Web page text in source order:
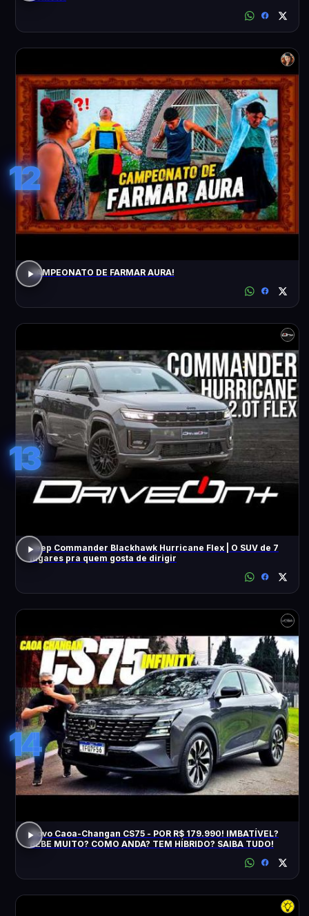
12
CAMPEONATO DE FARMAR AURA!
13
Jeep Commander Blackhawk Hurricane Flex | O SUV de 7
lugares pra quem gosta de dirigir
14
Novo Caoa-Changan CS75 - POR R$ 179.990! IMBATÍVEL?
BEBE MUITO? COMO ANDA? TEM HÍBRIDO? SAIBA TUDO!